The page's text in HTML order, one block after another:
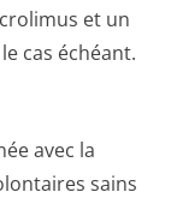
et un
cas échéant.
avec la
sains